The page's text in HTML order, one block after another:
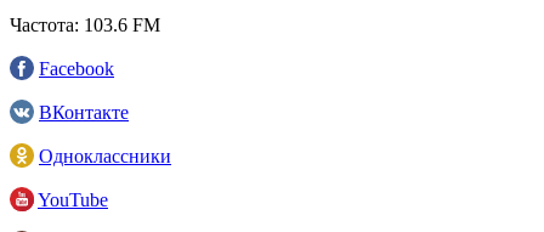
Частота: 103.6 FM
Facebook
ВКонтакте
Одноклассники
YouTube